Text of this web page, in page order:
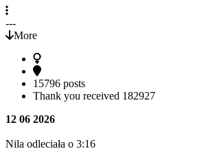
---
More
15796 posts
Thank you received 182927
12 06 2026
Nila odleciała o 3:16